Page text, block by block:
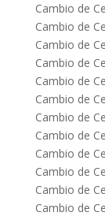
Cambio de
Cambio de
Cambio de
Cambio de
Cambio de
Cambio de
Cambio de
Cambio de
Cambio de
Cambio de
Cambio de
Cambio de